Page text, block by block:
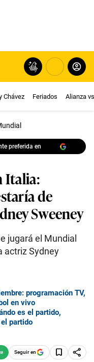
Chávez Feriados Alianza
preferida en
Italia:
de
Sweeney
jugará el Mundial
actriz Sydney
programación TV,
en vivo
es el partido,
partido
Seguir en